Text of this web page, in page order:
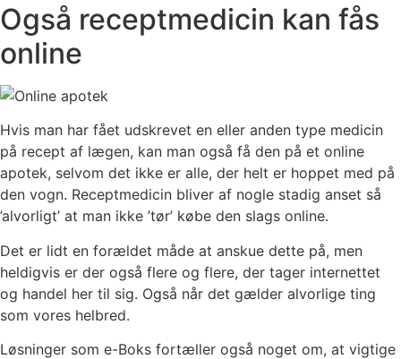
Også receptmedicin kan fås
online
Hvis man har fået udskrevet en eller anden type medicin
på recept af lægen, kan man også få den på et online
apotek, selvom det ikke er alle, der helt er hoppet med på
den vogn. Receptmedicin bliver af nogle stadig anset så
’alvorligt’ at man ikke ’tør’ købe den slags online.
Det er lidt en forældet måde at anskue dette på, men
heldigvis er der også flere og flere, der tager internettet
og handel her til sig. Også når det gælder alvorlige ting
som vores helbred.
Løsninger som e-Boks fortæller også noget om, at vigtige